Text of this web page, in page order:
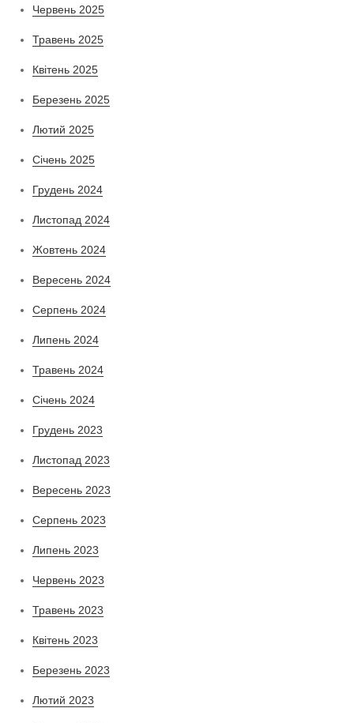
Червень 2025
Травень 2025
Квітень 2025
Березень 2025
Лютий 2025
Січень 2025
Грудень 2024
Листопад 2024
Жовтень 2024
Вересень 2024
Серпень 2024
Липень 2024
Травень 2024
Січень 2024
Грудень 2023
Листопад 2023
Вересень 2023
Серпень 2023
Липень 2023
Червень 2023
Травень 2023
Квітень 2023
Березень 2023
Лютий 2023